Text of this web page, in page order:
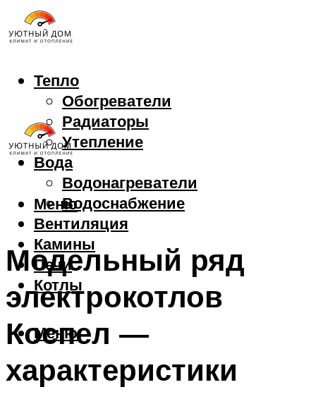
Тепло
Обогреватели
Радиаторы
Утепление
Вода
Водонагреватели
Водоснабжение
Вентиляция
Камины
Печи
Котлы
Меню
Меню
Модельный ряд
электрокотлов
Коспел —
характеристики